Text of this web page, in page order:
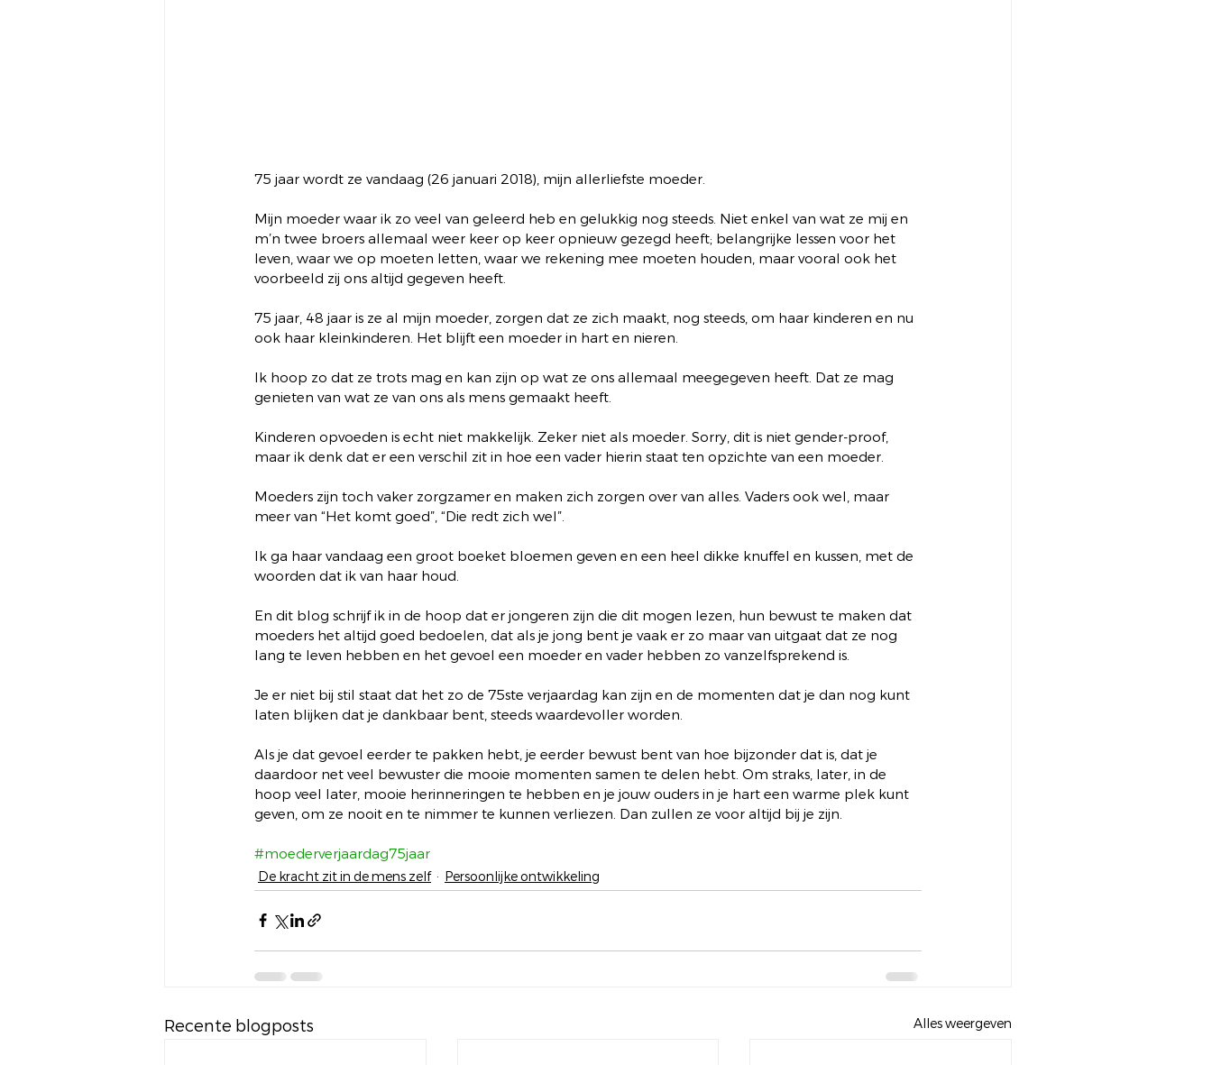
75 jaar wordt ze vandaag (26 januari 2018), mijn allerliefste moeder.
Mijn moeder waar ik zo veel van geleerd heb en gelukkig nog steeds. Niet enkel van wat ze mij en
m’n twee broers allemaal weer keer op keer opnieuw gezegd heeft; belangrijke lessen voor het
leven, waar we op moeten letten, waar we rekening mee moeten houden, maar vooral ook het
voorbeeld zij ons altijd gegeven heeft.
75 jaar, 48 jaar is ze al mijn moeder, zorgen dat ze zich maakt, nog steeds, om haar kinderen en nu
ook haar kleinkinderen. Het blijft een moeder in hart en nieren.
Ik hoop zo dat ze trots mag en kan zijn op wat ze ons allemaal meegegeven heeft. Dat ze mag
genieten van wat ze van ons als mens gemaakt heeft.
Kinderen opvoeden is echt niet makkelijk. Zeker niet als moeder. Sorry, dit is niet gender-proof,
maar ik denk dat er een verschil zit in hoe een vader hierin staat ten opzichte van een moeder.
Moeders zijn toch vaker zorgzamer en maken zich zorgen over van alles. Vaders ook wel, maar
meer van “Het komt goed”, “Die redt zich wel”.
Ik ga haar vandaag een groot boeket bloemen geven en een heel dikke knuffel en kussen, met de
woorden dat ik van haar houd.
En dit blog schrijf ik in de hoop dat er jongeren zijn die dit mogen lezen, hun bewust te maken dat
moeders het altijd goed bedoelen, dat als je jong bent je vaak er zo maar van uitgaat dat ze nog
lang te leven hebben en het gevoel een moeder en vader hebben zo vanzelfsprekend is.
Je er niet bij stil staat dat het zo de 75ste verjaardag kan zijn en de momenten dat je dan nog kunt
laten blijken dat je dankbaar bent, steeds waardevoller worden.
Als je dat gevoel eerder te pakken hebt, je eerder bewust bent van hoe bijzonder dat is, dat je
daardoor net veel bewuster die mooie momenten samen te delen hebt. Om straks, later, in de
hoop veel later, mooie herinneringen te hebben en je jouw ouders in je hart een warme plek kunt
geven, om ze nooit en te nimmer te kunnen verliezen. Dan zullen ze voor altijd bij je zijn.
#moederverjaardag75jaar
De kracht zit in de mens zelf Persoonlijke ontwikkeling
Recente blogposts Alles weergeven